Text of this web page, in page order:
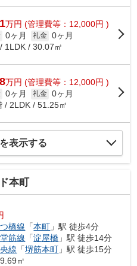
万円 (管理費等：12,000円 )
0ヶ月 礼金 0ヶ月
1LDK / 30.07㎡
万円 (管理費等：12,000円 )
0ヶ月 礼金 0ヶ月
/ 2LDK / 51.25㎡
表示する
本町
橋線 「本町 」駅 徒歩4分
筋線 「淀屋橋 」駅 徒歩14分
線 「堺筋本町 」駅 徒歩15分
㎡